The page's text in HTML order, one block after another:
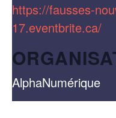
https://fausses-
17.eventbrite.ca/
AlphaNumérique